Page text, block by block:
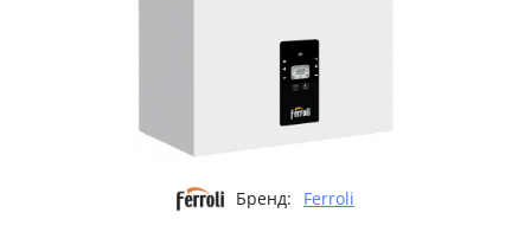
Бренд: Ferroli